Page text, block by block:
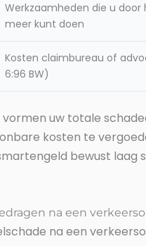
Werkzaamheden die u door
meer kunt doen
Kosten claimbureau of
6:96 BW)
uw totale
kosten te
bewust laag
na een
na een